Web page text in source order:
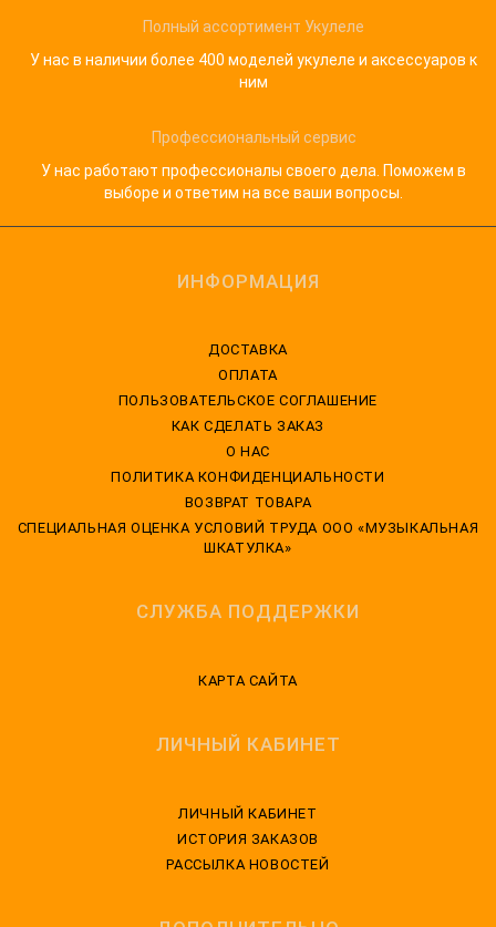
Полный ассортимент Укулеле
У нас в наличии более 400 моделей укулеле и аксессуаров к
ним
Профессиональный сервис
У нас работают профессионалы своего дела. Поможем в
выборе и ответим на все ваши вопросы.
ИНФОРМАЦИЯ
ДОСТАВКА
ОПЛАТА
ПОЛЬЗОВАТЕЛЬСКОЕ СОГЛАШЕНИЕ
КАК СДЕЛАТЬ ЗАКАЗ
О НАС
ПОЛИТИКА КОНФИДЕНЦИАЛЬНОСТИ
ВОЗВРАТ ТОВАРА
CПЕЦИАЛЬНАЯ ОЦЕНКА УСЛОВИЙ ТРУДА ООО «МУЗЫКАЛЬНАЯ
ШКАТУЛКА»
СЛУЖБА ПОДДЕРЖКИ
КАРТА САЙТА
ЛИЧНЫЙ КАБИНЕТ
ЛИЧНЫЙ КАБИНЕТ
ИСТОРИЯ ЗАКАЗОВ
РАССЫЛКА НОВОСТЕЙ